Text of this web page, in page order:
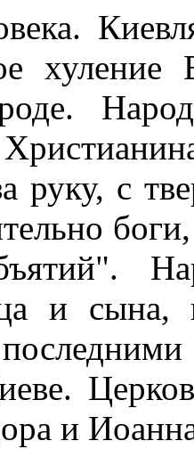
руку, с
и сына,
и